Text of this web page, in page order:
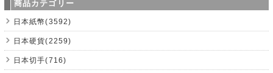
商品カテゴリー
日本紙幣(3592)
日本硬貨(2259)
日本切手(716)